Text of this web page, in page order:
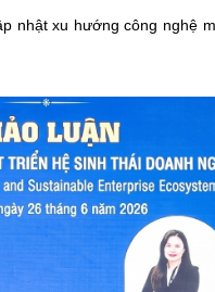
nhật xu hướng công nghệ